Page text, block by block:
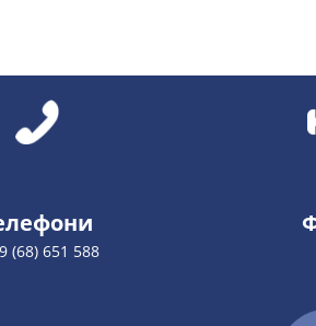
(68) 651 588